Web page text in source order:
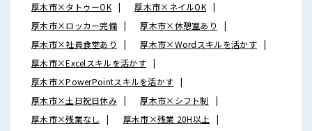
厚木市×タトゥーOK
厚木市×ネイルOK
厚木市×ロッカー完備
厚木市×休憩室あり
厚木市×社員食堂あり
厚木市×Wordスキルを活かす
厚木市×Excelスキルを活かす
厚木市×PowerPointスキルを活かす
厚木市×土日祝日休み
厚木市×シフト制
厚木市×残業なし
厚木市×残業 20H以上